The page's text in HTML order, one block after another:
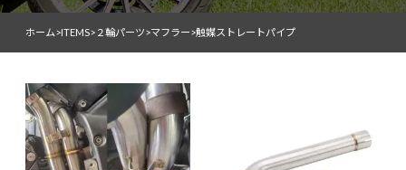
ホーム>ITEMS>２輪パーツ>マフラー>触媒ストレートパイプ